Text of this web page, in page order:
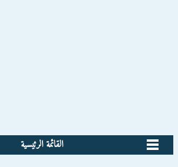
القائمة الرئيسية